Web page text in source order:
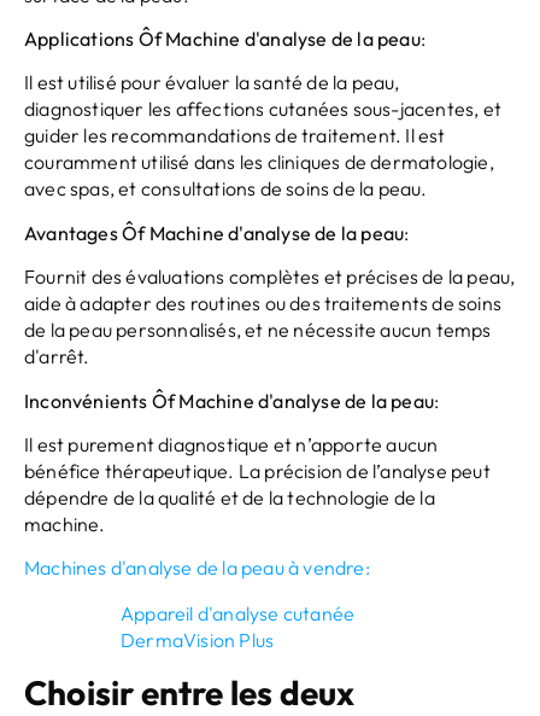
Applications ÔfMachine d'analyse de la peau:
Il est utilisé pour évaluer la santé de la peau,
diagnostiquer les affections cutanées sous-jacentes, et
guider les recommandations de traitement. Il est
couramment utilisé dans les cliniques de dermatologie,
avec spas, et consultations de soins de la peau.
AvantagesÔf Machine d'analyse de la peau:
Fournit des évaluations complètes et précises de la peau,
aide à adapter des routines ou des traitements de soins
de la peau personnalisés, et ne nécessite aucun temps
d'arrêt.
Inconvénients ÔfMachine d'analyse de la peau:
Il est purement diagnostique et n’apporte aucun
bénéfice thérapeutique. La précision de l’analyse peut
dépendre de la qualité et de la technologie de la
machine.
Machines d'analyse de la peau à vendre:
Appareil d'analyse cutanée
DermaVision Plus
Choisir entre les deux